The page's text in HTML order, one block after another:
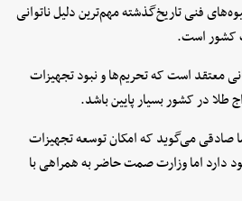
فنی تاریخ‌گذشته مهم‌ترین دلیل ناتوانی
کشور است.
معتقد است که تحریم‌ها و نبود تجهیزات
در کشور بسیار پایین باشد.
صادقی می‌گوید که امکان توسعه تجهیزات
دارد اما وزارت صمت حاضر به همراهی با